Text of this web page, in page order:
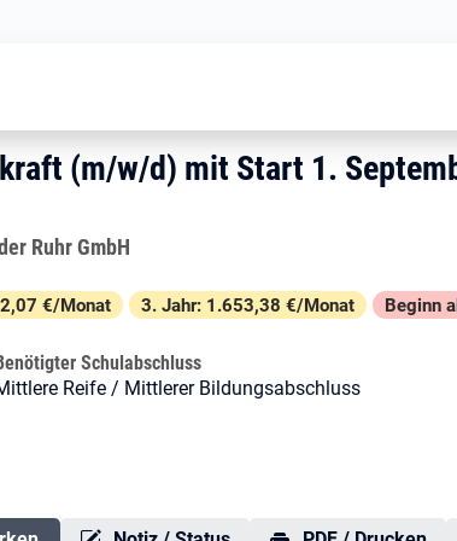
zur Pflegefachkraft
(m/w/d) mit
(m/w/d) mit Start 1.
(m/w/d) mit Start 1.
Ruhr GmbH
€/Monat 3. Jahr: 1.653,38 €/Monat Beginn
Schulabschluss
Reife / Mittlerer Bildungsabschluss